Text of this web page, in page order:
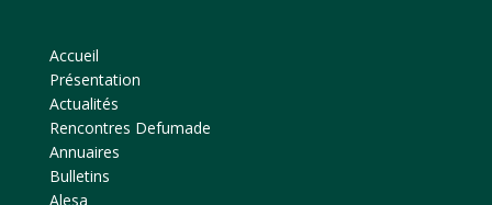
Accueil
Présentation
Actualités
Rencontres Defumade
Annuaires
Bulletins
Alesa